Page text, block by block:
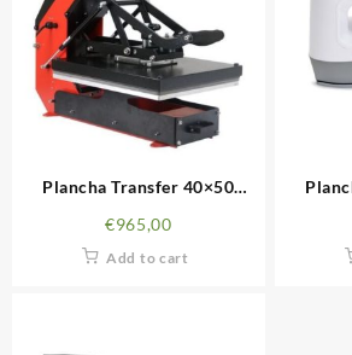
Plancha Transfer 40×50
€965,00
Add to cart